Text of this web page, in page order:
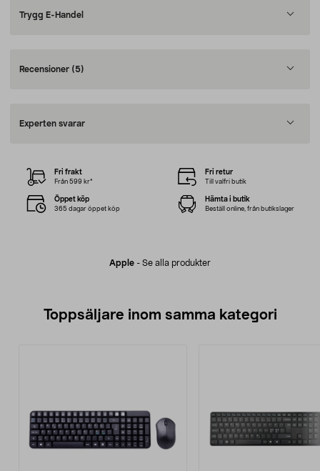
Trygg E-Handel
Recensioner (5)
Experten svarar
Apple - Se alla produkter
Fri frakt
Från 599 kr*
Fri retur
Till valfri butik
Öppet köp
365 dagar öppet köp
Hämta i butik
Beställ online, från butikslager
Toppsäljare inom samma kategori